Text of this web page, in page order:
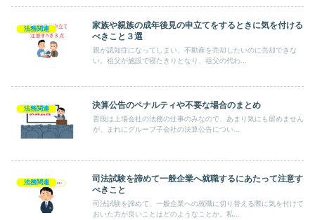
法務関連
家族や親族の成年後見の申立てをするときに気を付ける
べきこと３選
親が認知症になってしまい、不動産を売却したいのに売却できな
い。祖父が施設で寝たきりとなり、祖父の代わ...
法務関連 決算公告のペナルティや不要な場合のまとめ
普段は上場会社の法務の仕事のみなので、あまり気にも留めません
が、まれにグループ子会社の決算公告につい...
法務関連
司法試験を諦めて一般企業へ就職するにあたって注意す
べきこと
司法試験を諦めて、一般企業への就職に切り替える際に気を付けて
おいた方が良いことはどのようなことか。私...